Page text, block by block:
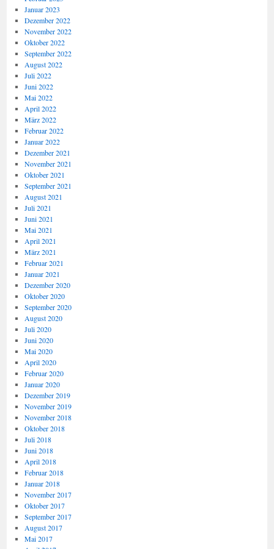
Januar 2023
Dezember 2022
November 2022
Oktober 2022
September 2022
August 2022
Juli 2022
Juni 2022
Mai 2022
April 2022
März 2022
Februar 2022
Januar 2022
Dezember 2021
November 2021
Oktober 2021
September 2021
August 2021
Juli 2021
Juni 2021
Mai 2021
April 2021
März 2021
Februar 2021
Januar 2021
Dezember 2020
Oktober 2020
September 2020
August 2020
Juli 2020
Juni 2020
Mai 2020
April 2020
Februar 2020
Januar 2020
Dezember 2019
November 2019
November 2018
Oktober 2018
Juli 2018
Juni 2018
April 2018
Februar 2018
Januar 2018
November 2017
Oktober 2017
September 2017
August 2017
Mai 2017